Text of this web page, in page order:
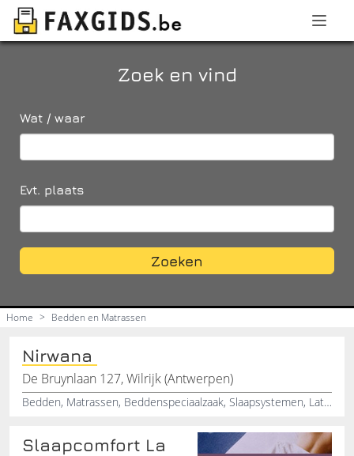
Zoek en vind
Wat / waar
Evt. plaats
Zoeken
Home > Bedden en Matrassen
Nirwana
De Bruynlaan 127, Wilrijk (Antwerpen)
Bedden, Matrassen, Beddenspeciaalzaak, Slaapsystemen, Lattenbodems, Kussens, Bedlinnen, Dekbedovertrek, Matrasbeschermers, Zitmeubelen
Slaapcomfort La